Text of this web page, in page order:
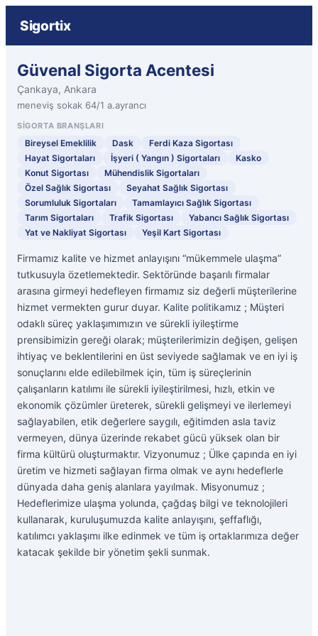
Sigortix
Güvenal Sigorta Acentesi
Çankaya, Ankara
meneviş sokak 64/1 a.ayrancı
SIGORTA BRANŞLARI
Bireysel Emeklilik Dask
Ferdi Kaza Sigortası
Hayat Sigortaları
İşyeri ( Yangın ) Sigortaları
Kasko
Konut Sigortası
Mühendislik Sigortaları
Özel Sağlık Sigortası
Seyahat Sağlık Sigortası
Sorumluluk Sigortaları
Tamamlayıcı Sağlık Sigortası
Tarım Sigortaları
Trafik Sigortası
Yabancı Sağlık Sigortası
Yat ve Nakliyat Sigortası
Yeşil Kart Sigortası
Firmamız kalite ve hizmet anlayışını “mükemmele ulaşma”
tutkusuyla özetlemektedir. Sektöründe başarılı firmalar
arasına girmeyi hedefleyen firmamız siz değerli müşterilerine
hizmet vermekten gurur duyar. Kalite politikamız ; Müşteri
odaklı süreç yaklaşımımızın ve sürekli iyileştirme
prensibimizin gereği olarak; müşterilerimizin değişen, gelişen
ihtiyaç ve beklentilerini en üst seviyede sağlamak ve en iyi iş
sonuçlarını elde edilebilmek için, tüm iş süreçlerinin
çalışanların katılımı ile sürekli iyileştirilmesi, hızlı, etkin ve
ekonomik çözümler üreterek, sürekli gelişmeyi ve ilerlemeyi
sağlayabilen, etik değerlere saygılı, eğitimden asla taviz
vermeyen, dünya üzerinde rekabet gücü yüksek olan bir
firma kültürü oluşturmaktır. Vizyonumuz ; Ülke çapında en iyi
üretim ve hizmeti sağlayan firma olmak ve aynı hedeflerle
dünyada daha geniş alanlara yayılmak. Misyonumuz ;
Hedeflerimize ulaşma yolunda, çağdaş bilgi ve teknolojileri
kullanarak, kuruluşumuzda kalite anlayışını, şeffaflığı,
katılımcı yaklaşımı ilke edinmek ve tüm iş ortaklarımıza değer
katacak şekilde bir yönetim şekli sunmak.